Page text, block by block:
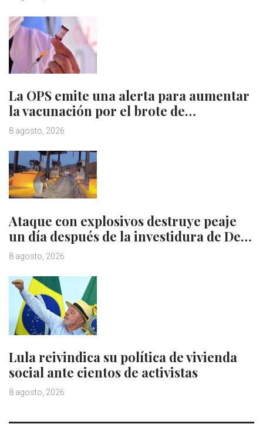
La OPS emite una alerta para aumentar
la vacunación por el brote de…
8 agosto, 2026
Ataque con explosivos destruye peaje
un día después de la investidura de De…
8 agosto, 2026
Lula reivindica su política de vivienda
social ante cientos de activistas
8 agosto, 2026